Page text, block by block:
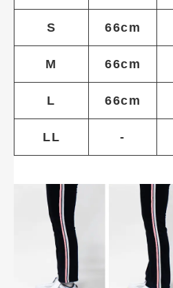
S 66cm
M 66cm
L 66cm
LL -